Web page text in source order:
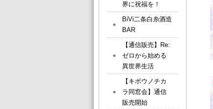
界に祝福を！
BiVi二条白糸酒造
BAR
【通信販売】Re:
ゼロから始める
異世界生活
【キボウノチカ
ラ同窓会】通信
販売開始